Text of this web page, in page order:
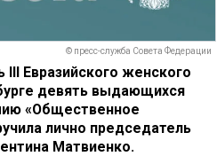
© пресс-служба Совета Федерации
Евразийского женского
девять выдающихся
«Общественное
лично председатель
Матвиенко.